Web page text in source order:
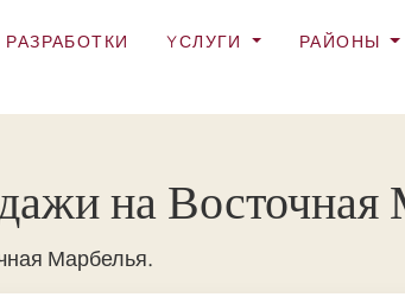
РАЗРАБОТКИ YСЛУГИ РАЙОНЫ
на Восточная
Марбелья.